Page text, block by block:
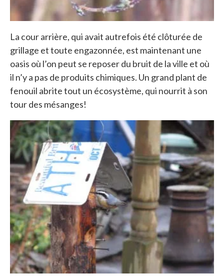
La cour arrière, qui avait autrefois été clôturée de
grillage et toute engazonnée, est maintenant une
oasis où l’on peut se reposer du bruit de la ville et où
il n’y a pas de produits chimiques. Un grand plant de
fenouil abrite tout un écosystème, qui nourrit à son
tour des mésanges!